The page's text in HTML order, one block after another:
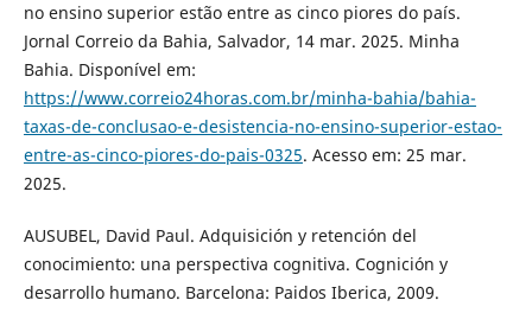
no ensino superior estão entre as cinco piores do país.
Jornal Correio da Bahia, Salvador, 14 mar. 2025. Minha
Bahia. Disponível em:
https://www.correio24horas.com.br/minha-bahia/bahia-
taxas-de-conclusao-e-desistencia-no-ensino-superior-estao-
entre-as-cinco-piores-do-pais-0325. Acesso em: 25 mar.
2025.
AUSUBEL, David Paul. Adquisición y retención del
conocimiento: una perspectiva cognitiva. Cognición y
desarrollo humano. Barcelona: Paidos Iberica, 2009.